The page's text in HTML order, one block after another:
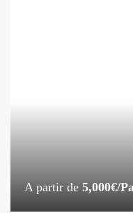
A partir de 5,000€/